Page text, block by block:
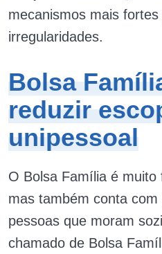
mecanismos mais
irregularidades.
Bolsa
reduzir
unipessoal
O Bolsa Família é
mas também conta
pessoas que moram
chamado de Bolsa